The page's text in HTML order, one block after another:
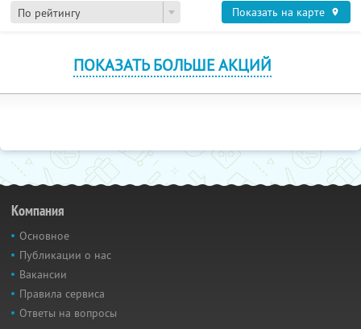
По рейтингу Показать на карте
ПОКАЗАТЬ БОЛЬШЕ АКЦИЙ
Компания
Основное
Публикации о нас
Вакансии
Правила сервиса
Ответы на вопросы